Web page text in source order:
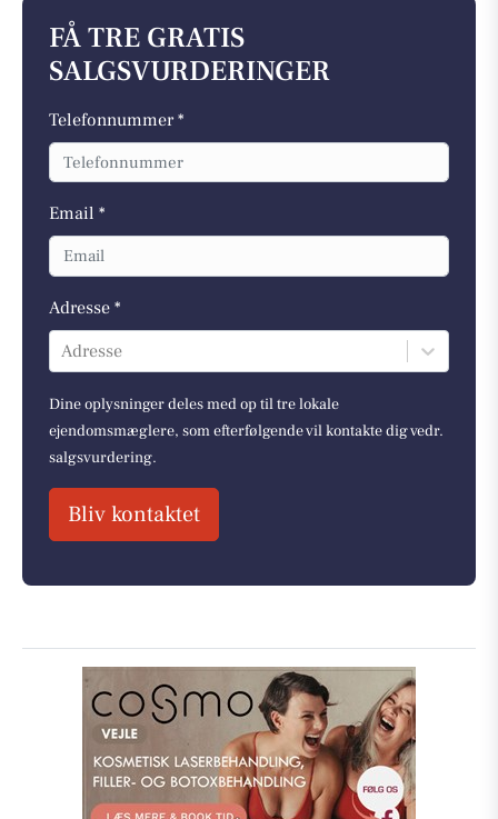
FÅ TRE GRATIS
SALGSVURDERINGER
Telefonnummer *
Email *
Adresse *
Adresse
Dine oplysninger deles med op til tre lokale
ejendomsmæglere, som efterfølgende vil kontakte dig vedr.
salgsvurdering.
Bliv kontaktet